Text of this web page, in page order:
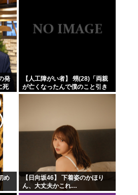
発
死
レ
【人工障がい者】 甥(28)「両親
が亡くなったんで僕のこと引き
取ってほしいんですけど！」な
め
【日向坂46】 下着姿のかほり
ん、大丈夫かこれ…